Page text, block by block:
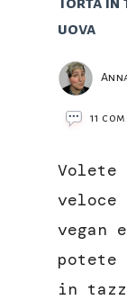
uova
11
Volete
vegan
potete
in